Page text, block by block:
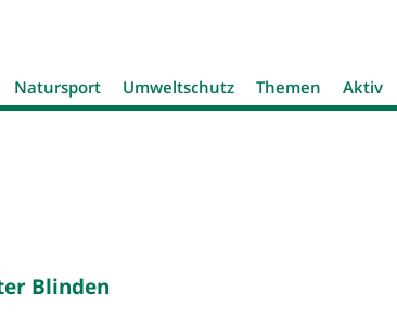
Natursport Umweltschutz Themen Aktiv
Blinden